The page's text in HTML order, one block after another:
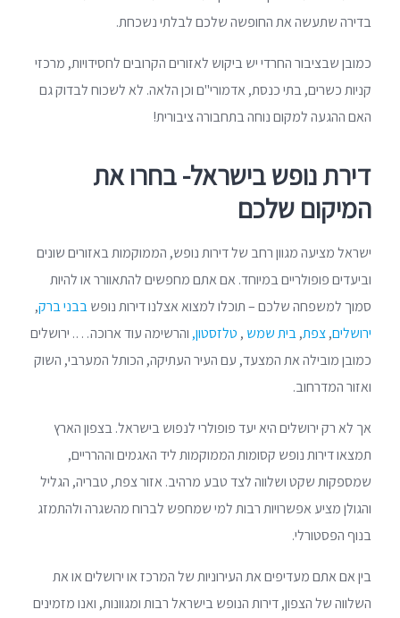
בדירה שתעשה את החופשה שלכם לבלתי נשכחת.
כמובן שבציבור החרדי יש ביקוש לאזורים הקרובים לחסידויות, מרכזי
קניות כשרים, בתי כנסת, אדמורי"ם וכן הלאה. לא לשכוח לבדוק גם
האם ההגעה למקום נוחה בתחבורה ציבורית!
דירת נופש בישראל- בחרו את
המיקום שלכם
ישראל מציעה מגוון רחב של דירות נופש, הממוקמות באזורים שונים
וביעדים פופולריים במיוחד. אם אתם מחפשים להתאוורר או להיות
סמוך למשפחה שלכם – תוכלו למצוא אצלנו דירות נופשבבני ברק,
ירושלים,צפת,בית שמש , טלזסטון, והרשימה עוד ארוכה…. ירושלים
כמובן מובילה את המצעד, עם העיר העתיקה, הכותל המערבי, השוק
ואזור המדרחוב.
אך לא רק ירושלים היא יעד פופולרי לנפוש בישראל. בצפון הארץ
תמצאו דירות נופש קסומות הממוקמות ליד האגמים וההרריים,
שמספקות שקט ושלווה לצד טבע מרהיב. אזור צפת, טבריה, הגליל
והגולן מציע אפשרויות רבות למי שמחפש לברוח מהשגרה ולהתמזג
בנוף הפסטורלי.
בין אם אתם מעדיפים את העירוניות של המרכז או ירושלים או את
השלווה של הצפון, דירות הנופש בישראל רבות ומגוונות, ואנו מזמינים